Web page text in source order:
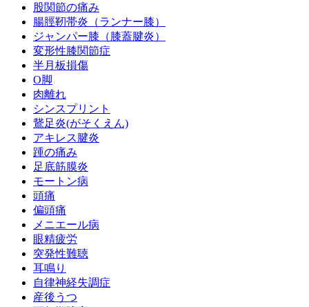
股関節の痛み
腸脛靭帯炎（ランナー膝）
ジャンパー膝（膝蓋腱炎）
変形性膝関節症
半月板損傷
O脚
肉離れ
シンスプリント
鵞足炎(がそくえん)
アキレス腱炎
踵の痛み
足底筋膜炎
モートン病
頭痛
偏頭痛
メニエール病
眼精疲労
突発性難聴
耳鳴り
自律神経失調症
産後うつ